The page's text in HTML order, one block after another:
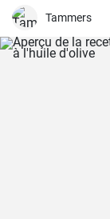
Tammers